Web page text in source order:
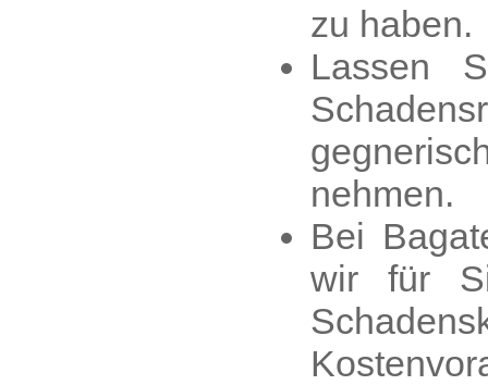
zu haben.
Lassen
nehmen.
Bei
wir für